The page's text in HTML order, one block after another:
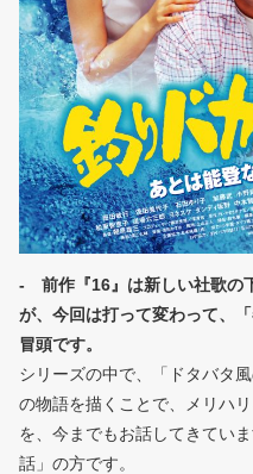
- 前作『16』は新しい社歌の
が、今回は打って変わって、
冒頭です。
シリーズの中で、「ドタバタ
の物語を描くことで、メリハ
を、今までもお話してきてい
話」の方です。